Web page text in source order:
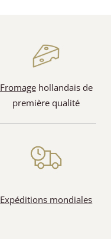
Fromagehollandais de
première qualité
Expéditions mondiales